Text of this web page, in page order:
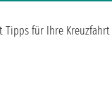
Tipps für Ihre Kreuzfahrt